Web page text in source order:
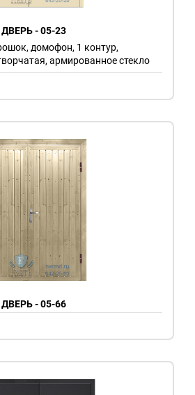
- 05-23
домофон, 1 контур,
армированное стекло
- 05-66